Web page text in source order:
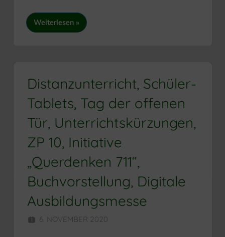
Weiterlesen
Distanzunterricht, Schüler-
Tablets, Tag der offenen
Tür, Unterrichtskürzungen,
ZP 10, Initiative
„Querdenken 711“,
Buchvorstellung, Digitale
Ausbildungsmesse
6. NOVEMBER 2020